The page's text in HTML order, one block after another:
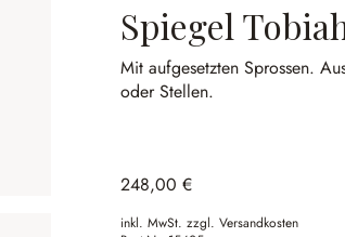
Spiegel
Mit aufgesetzten Sprossen.
oder Stellen.
248,00 €
inkl. MwSt. zzgl. Versandkosten